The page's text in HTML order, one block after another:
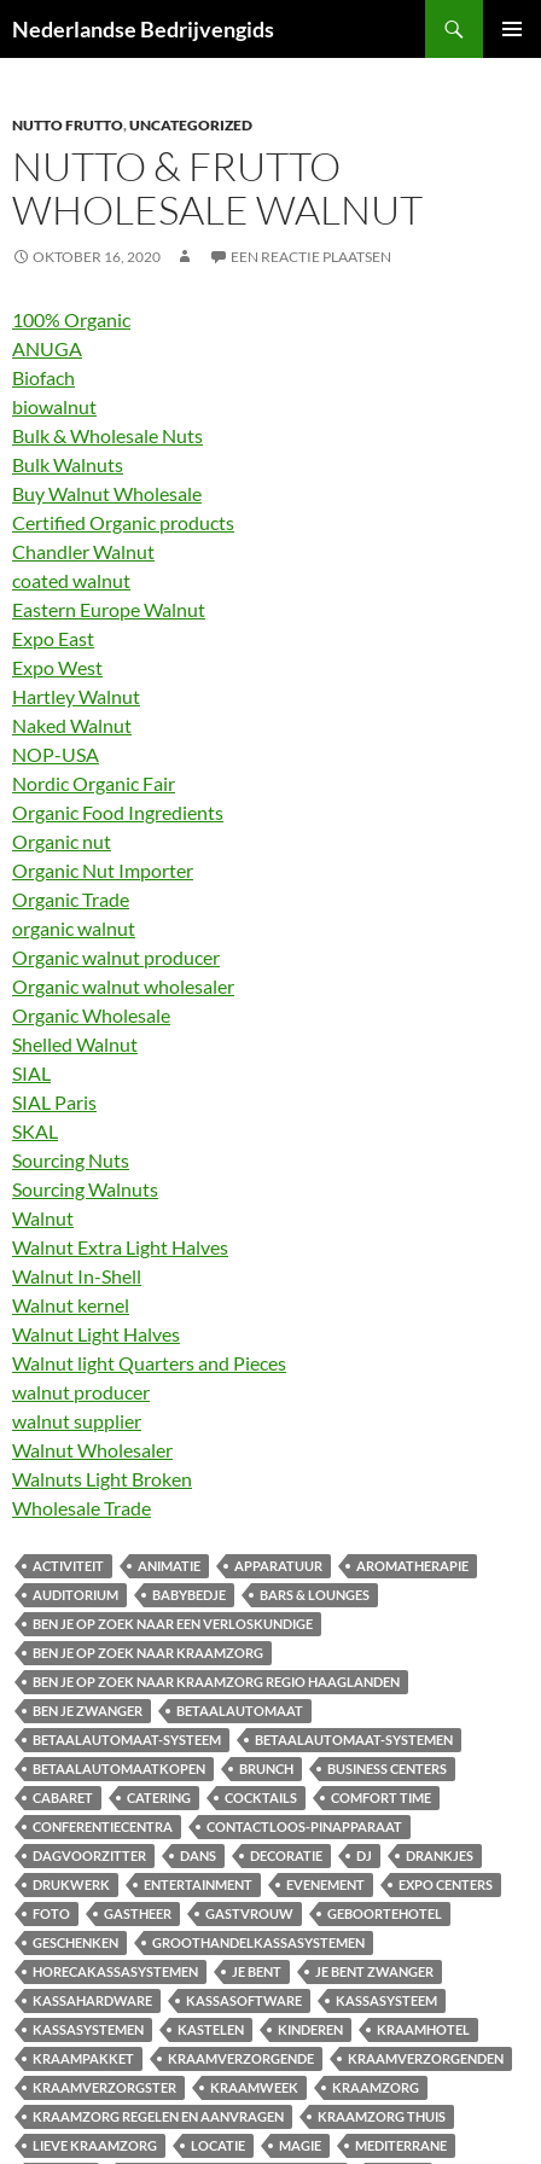
naar
Nederlandse Bedrijvengids
NUTTO FRUTTO,UNCATEGORIZED
NUTTO & FRUTTO
WHOLESALE WALNUT
OKTOBER 16, 2020 EEN REACTIE PLAATSEN
100% Organic
ANUGA
Biofach
biowalnut
Bulk & Wholesale Nuts
Bulk Walnuts
Buy Walnut Wholesale
Certified Organic products
Chandler Walnut
coated walnut
Eastern Europe Walnut
Expo East
Expo West
Hartley Walnut
Naked Walnut
NOP-USA
Nordic Organic Fair
Organic Food Ingredients
Organic nut
Organic Nut Importer
Organic Trade
organic walnut
Organic walnut producer
Organic walnut wholesaler
Organic Wholesale
Shelled Walnut
SIAL
SIAL Paris
SKAL
Sourcing Nuts
Sourcing Walnuts
Walnut
Walnut Extra Light Halves
Walnut In-Shell
Walnut kernel
Walnut Light Halves
Walnut light Quarters and Pieces
walnut producer
walnut supplier
Walnut Wholesaler
Walnuts Light Broken
Wholesale Trade
ACTIVITEIT ANIMATIE APPARATUUR
AROMATHERAPIE
AUDITORIUM
BABYBEDJE
BARS & LOUNGES
BEN JE OP ZOEK NAAR EEN VERLOSKUNDIGE
BEN JE OP ZOEK NAAR KRAAMZORG
BEN JE OP ZOEK NAAR KRAAMZORG REGIO HAAGLANDEN
BEN JE ZWANGER
BETAALAUTOMAAT
BETAALAUTOMAAT-SYSTEEM
BETAALAUTOMAAT-SYSTEMEN
BETAALAUTOMAATKOPEN
BRUNCH
BUSINESS CENTERS
CABARET
CATERING COCKTAILS
COMFORT TIME
CONFERENTIECENTRA
CONTACTLOOS-PINAPPARAAT
DAGVOORZITTER
DANS DECORATIE DJ
DRANKJES
DRUKWERK
ENTERTAINMENT EVENEMENT
EXPO CENTERS
FOTO
GASTHEER GASTVROUW
GEBOORTEHOTEL
GESCHENKEN
GROOTHANDELKASSASYSTEMEN
HORECAKASSASYSTEMEN
JE BENT
JE BENT ZWANGER
KASSAHARDWARE
KASSASOFTWARE
KASSASYSTEEM
KASSASYSTEMEN
KASTELEN KINDEREN
KRAAMHOTEL
KRAAMPAKKET
KRAAMVERZORGENDE
KRAAMVERZORGENDEN
KRAAMVERZORGSTER
KRAAMWEEK
KRAAMZORG
KRAAMZORG REGELEN EN AANVRAGEN
KRAAMZORG THUIS
LIEVE KRAAMZORG
LOCATIE MAGIE
MEDITERRANE